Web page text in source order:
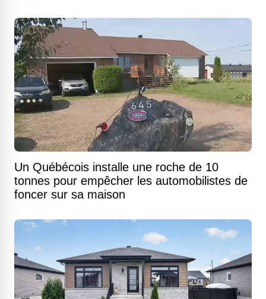
Un Québécois installe une roche de 10
tonnes pour empêcher les automobilistes de
foncer sur sa maison